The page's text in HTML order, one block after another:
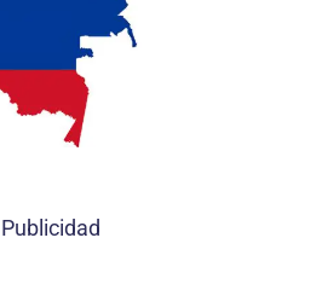
Publicidad